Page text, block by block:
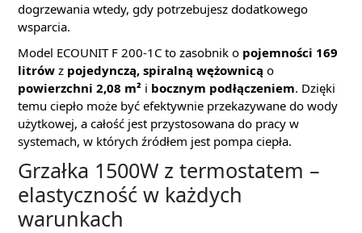
dogrzewania wtedy, gdy potrzebujesz dodatkowego
wsparcia.
Model ECOUNIT F 200-1C to zasobnik o pojemności 169
litrów z pojedynczą, spiralną wężownicą o
powierzchni 2,08 m² i bocznym podłączeniem. Dzięki
temu ciepło może być efektywnie przekazywane do wody
użytkowej, a całość jest przystosowana do pracy w
systemach, w których źródłem jest pompa ciepła.
Grzałka 1500W z termostatem –
elastyczność w każdych
warunkach